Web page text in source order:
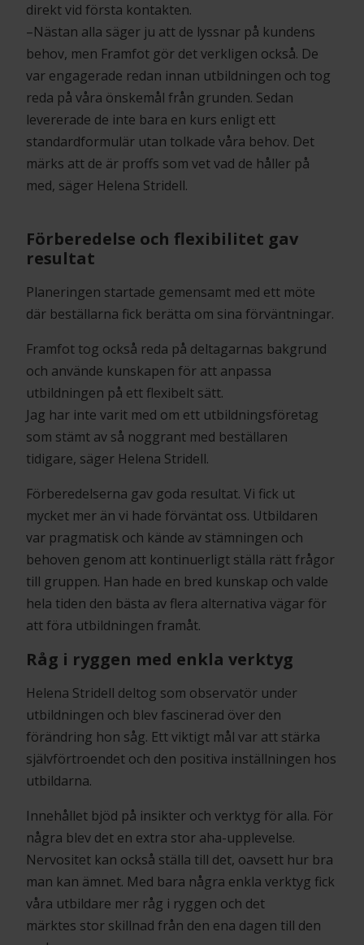
direkt vid första kontakten.
–Nästan alla säger ju att de lyssnar på kundens
behov, men Framfot gör det verkligen också. De
var engagerade redan innan utbildningen och tog
reda på våra önskemål från grunden. Sedan
levererade de inte bara en kurs enligt ett
standardformulär utan tolkade våra behov. Det
märks att de är proffs som vet vad de håller på
med, säger Helena Stridell.
Förberedelse och flexibilitet gav
resultat
Planeringen startade gemensamt med ett möte
där beställarna fick berätta om sina förväntningar.
Framfot tog också reda på deltagarnas bakgrund
och använde kunskapen för att anpassa
utbildningen på ett flexibelt sätt.
Jag har inte varit med om ett utbildningsföretag
som stämt av så noggrant med beställaren
tidigare, säger Helena Stridell.
Förberedelserna gav goda resultat. Vi fick ut
mycket mer än vi hade förväntat oss. Utbildaren
var pragmatisk och kände av stämningen och
behoven genom att kontinuerligt ställa rätt frågor
till gruppen. Han hade en bred kunskap och valde
hela tiden den bästa av flera alternativa vägar för
att föra utbildningen framåt.
Råg i ryggen med enkla verktyg
Helena Stridell deltog som observatör under
utbildningen och blev fascinerad över den
förändring hon såg. Ett viktigt mål var att stärka
självförtroendet och den positiva inställningen hos
utbildarna.
Innehållet bjöd på insikter och verktyg för alla. För
några blev det en extra stor aha-upplevelse.
Nervositet kan också ställa till det, oavsett hur bra
man kan ämnet. Med bara några enkla verktyg fick
våra utbildare mer råg i ryggen och det
märktes stor skillnad från den ena dagen till den